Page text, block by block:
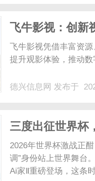
飞牛影视：创新
飞牛影视凭借丰富资
提升观影体验，推动
德兴信息网 发布于
三度出征世界杯
海信造”的中国
2026年世界杯激战正
调”身份站上世界舞台
Ai家Ⅱ重磅登场，这条